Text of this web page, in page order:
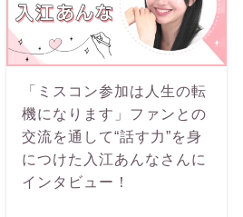
「ミスコン参加は人生の転
機になります」ファンとの
交流を通して“話す力”を身
につけた入江あんなさんに
インタビュー！